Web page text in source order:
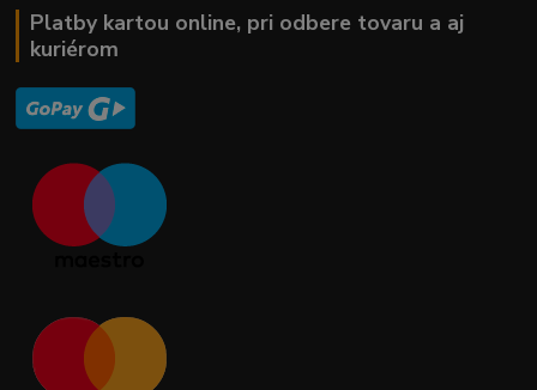
Platby kartou online, pri odbere tovaru a aj
kuriérom